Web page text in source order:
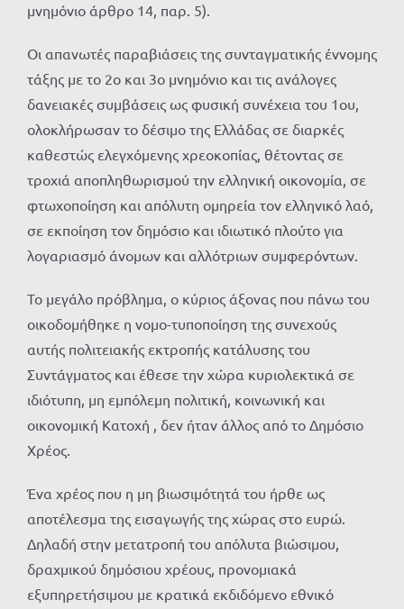
μνημόνιο άρθρο 14, παρ. 5).
Οι απανωτές παραβιάσεις της συνταγματικής έννομης
τάξης με το 2ο και 3ο μνημόνιο και τις ανάλογες
δανειακές συμβάσεις ως φυσική συνέχεια του 1ου,
ολοκλήρωσαν το δέσιμο της Ελλάδας σε διαρκές
καθεστώς ελεγχόμενης χρεοκοπίας, θέτοντας σε
τροχιά αποπληθωρισμού την ελληνική οικονομία, σε
φτωχοποίηση και απόλυτη ομηρεία τον ελληνικό λαό,
σε εκποίηση τον δημόσιο και ιδιωτικό πλούτο για
λογαριασμό άνομων και αλλότριων συμφερόντων.
Το μεγάλο πρόβλημα, ο κύριος άξονας που πάνω του
οικοδομήθηκε η νομο-τυποποίηση της συνεχούς
αυτής πολιτειακής εκτροπής κατάλυσης του
Συντάγματος και έθεσε την χώρα κυριολεκτικά σε
ιδιότυπη, μη εμπόλεμη πολιτική, κοινωνική και
οικονομική Κατοχή , δεν ήταν άλλος από το Δημόσιο
Χρέος.
Ένα χρέος που η μη βιωσιμότητά του ήρθε ως
αποτέλεσμα της εισαγωγής της χώρας στο ευρώ.
Δηλαδή στην μετατροπή του απόλυτα βιώσιμου,
δραχμικού δημόσιου χρέους, προνομιακά
εξυπηρετήσιμου με κρατικά εκδιδόμενο εθνικό